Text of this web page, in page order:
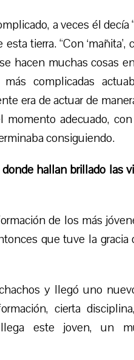
a veces él decía
tierra. “Con ‘mañita’,
hacen muchas cosas
más complicadas
era de actuar de
adecuado,
consiguiendo.
hallan brillado las
de los más
que tuve la gracia
y llegó uno
cierta
este joven, un